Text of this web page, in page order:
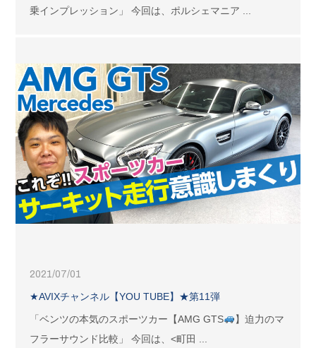
乗インプレッション」 今回は、ポルシェマニア ...
2021/07/01
★AVIXチャンネル【YOU TUBE】★第11弾
「ベンツの本気のスポーツカー【AMG GTS
】迫力のマ
フラーサウンド比較」 今回は、<町田 ...